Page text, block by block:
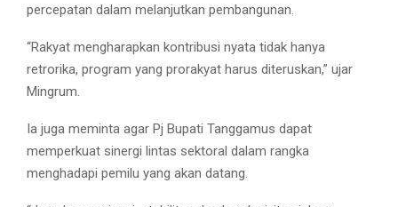
percepatan dalam melanjutkan pembangunan.
“Rakyat mengharapkan kontribusi nyata tidak hanya
retrorika, program yang prorakyat harus diteruskan,” ujar
Mingrum.
Ia juga meminta agar Pj Bupati Tanggamus dapat
memperkuat sinergi lintas sektoral dalam rangka
menghadapi pemilu yang akan datang.